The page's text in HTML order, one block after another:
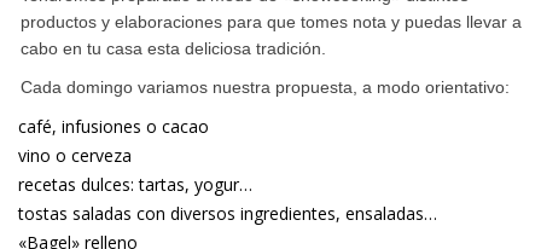
productos y elaboraciones para que tomes nota y puedas llevar a
cabo en tu casa esta deliciosa tradición.
Cada domingo variamos nuestra propuesta, a modo orientativo:
café, infusiones o cacao
vino o cerveza
recetas dulces: tartas, yogur…
tostas saladas con diversos ingredientes, ensaladas…
«Bagel» relleno